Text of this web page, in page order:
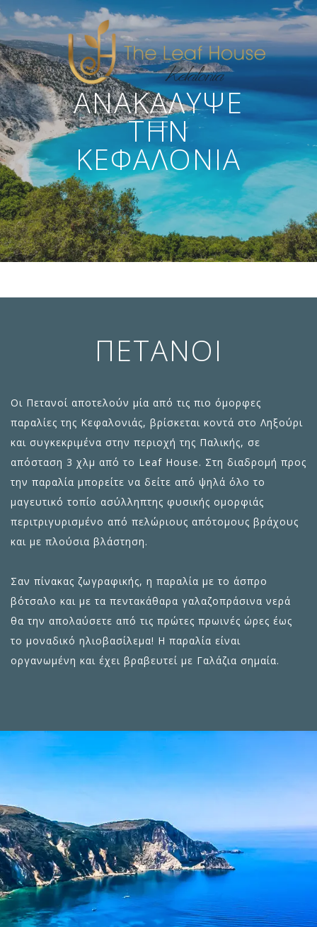
ΑΝΑΚΆΛΥΨΕ
ΤΗΝ
ΚΕΦΑΛΟΝΙΆ
ΠΕΤΑΝΟΊ
Οι Πετανοί αποτελούν μία από τις πιο όμορφες
παραλίες της Κεφαλονιάς, βρίσκεται κοντά στο Ληξούρι
και συγκεκριμένα στην περιοχή της Παλικής, σε
απόσταση 3 χλμ από το Leaf House. Στη διαδρομή προς
την παραλία μπορείτε να δείτε από ψηλά όλο το
μαγευτικό τοπίο ασύλληπτης φυσικής ομορφιάς
περιτριγυρισμένο από πελώριους απότομους βράχους
και με πλούσια βλάστηση.
Σαν πίνακας ζωγραφικής, η παραλία με το άσπρο
βότσαλο και με τα πεντακάθαρα γαλαζοπράσινα νερά
θα την απολαύσετε από τις πρώτες πρωινές ώρες έως
το μοναδικό ηλιοβασίλεμα! Η παραλία είναι
οργανωμένη και έχει βραβευτεί με Γαλάζια σημαία.